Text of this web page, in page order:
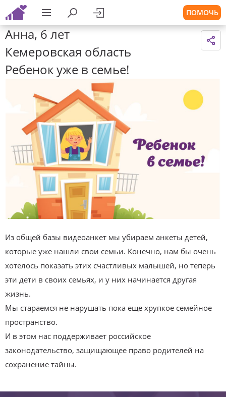
ПОМОЧЬ
Анна, 6 лет
Кемеровская область
Ребенок уже в семье!
Из общей базы видеоанкет мы убираем анкеты детей,
которые уже нашли свои семьи. Конечно, нам бы очень
хотелось показать этих счастливых малышей, но теперь
эти дети в своих семьях, и у них начинается другая
жизнь.
Мы стараемся не нарушать пока еще хрупкое семейное
пространство.
И в этом нас поддерживает российское
законодательство, защищающее право родителей на
сохранение тайны.